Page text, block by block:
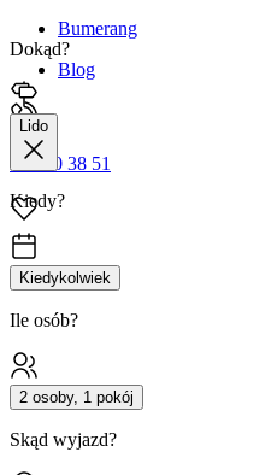
Bumerang
Blog
42 680 38 51
Dokąd?
Lido
Kiedy?
Kiedykolwiek
Ile osób?
2 osoby, 1 pokój
Skąd wyjazd?